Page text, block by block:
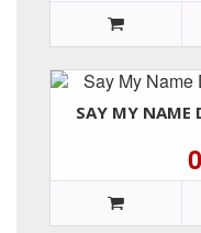
SAY MY NAME